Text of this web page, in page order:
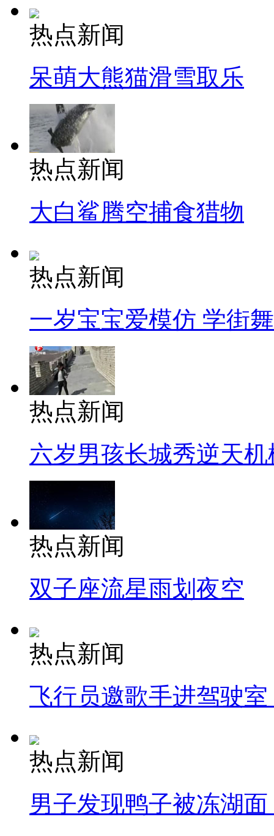
热点新闻
呆萌大熊猫滑雪取乐
热点新闻
大白鲨腾空捕食猎物
热点新闻
一岁宝宝爱模仿 学街
热点新闻
六岁男孩长城秀逆天机
热点新闻
双子座流星雨划夜空
热点新闻
飞行员邀歌手进驾驶
热点新闻
男子发现鸭子被冻湖